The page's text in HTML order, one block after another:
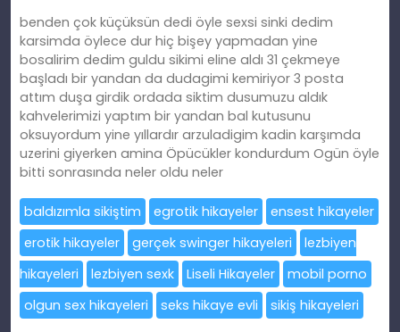
benden çok küçüksün dedi öyle sexsi sinki dedim
karsimda öylece dur hiç bişey yapmadan yine
bosalirim dedim guldu sikimi eline aldı 31 çekmeye
başladı bir yandan da dudagimi kemiriyor 3 posta
attım duşa girdik ordada siktim dusumuzu aldık
kahvelerimizi yaptım bir yandan bal kutusunu
oksuyordum yine yıllardır arzuladigim kadin karşımda
uzerini giyerken amina Öpücükler kondurdum Ogün öyle
bitti sonrasında neler oldu neler
baldızımla sikiştim egrotik hikayeler
ensest hikayeler
erotik hikayeler
gerçek swinger hikayeleri
lezbiyen
hikayeleri
lezbiyen sexk Liseli Hikayeler
mobil porno
olgun sex hikayeleri
seks hikaye evli sikiş hikayeleri